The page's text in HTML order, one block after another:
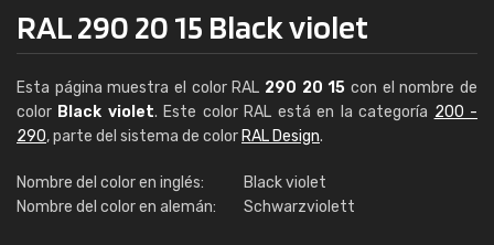
RAL 290 20 15 Black violet
Esta página muestra el color RAL 290 20 15 con el nombre de
color Black violet. Este color RAL está en la categoría 200 -
290, parte del sistema de color RAL Design.
Nombre del color en inglés:
Black violet
Nombre del color en alemán:
Schwarzviolett